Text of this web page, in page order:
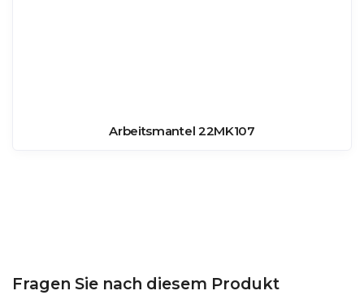
Arbeitsmantel 22MK107
Fragen Sie nach diesem Produkt